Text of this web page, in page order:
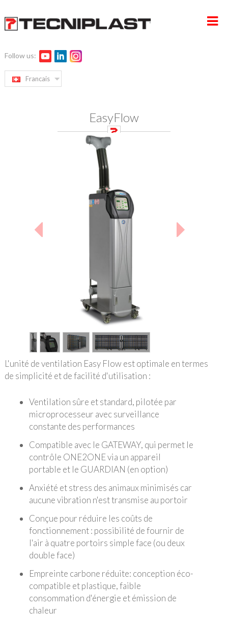
ACCUEIL
SERVICE ET GESTION DES PROJETS
DÉVELOPPEMENT DURABLE
Follow us:
Francais
EasyFlow
L'unité de ventilation Easy Flow est optimale en termes
de simplicité et de facilité d'utilisation :
Ventilation sûre et standard, pilotée par
microprocesseur avec surveillance
constante des performances
Compatible avec le GATEWAY, qui permet le
contrôle ONE2ONE via un appareil
portable et le GUARDIAN (en option)
Anxiété et stress des animaux minimisés car
aucune vibration n'est transmise au portoir
Conçue pour réduire les coûts de
fonctionnement : possibilité de fournir de
l'air à quatre portoirs simple face (ou deux
double face)
Empreinte carbone réduite: conception éco-
compatible et plastique, faible
consommation d'énergie et émission de
chaleur